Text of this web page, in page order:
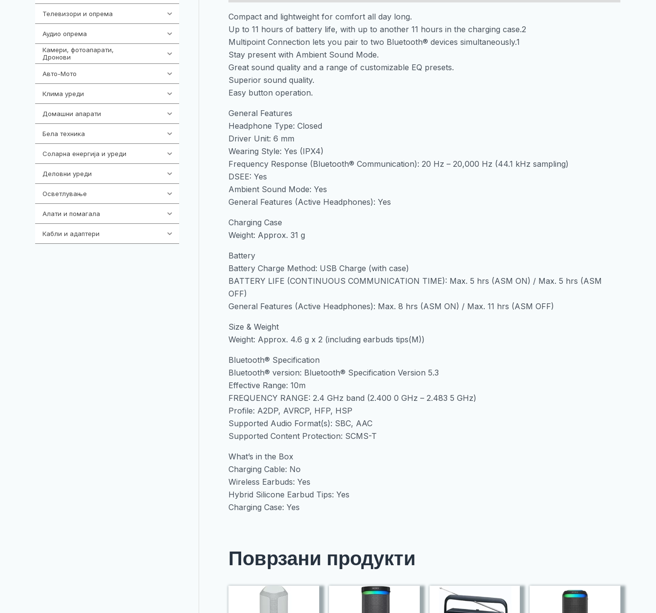
Телевизори и опрема
Аудио опрема
Камери, фотоапарати,
Дронови
Авто-Мото
Клима уреди
Домашни апарати
Бела техника
Соларна енергија и уреди
Деловни уреди
Осветлување
Алати и помагала
Кабли и адаптери
Compact and lightweight for comfort all day long.
Up to 11 hours of battery life, with up to another 11 hours in the charging case.2
Multipoint Connection lets you pair to two Bluetooth® devices simultaneously.1
Stay present with Ambient Sound Mode.
Great sound quality and a range of customizable EQ presets.
Superior sound quality.
Easy button operation.
General Features
Headphone Type: Closed
Driver Unit: 6 mm
Wearing Style: Yes (IPX4)
Frequency Response (Bluetooth® Communication): 20 Hz – 20,000 Hz (44.1 kHz sampling)
DSEE: Yes
Ambient Sound Mode: Yes
General Features (Active Headphones): Yes
Charging Case
Weight: Approx. 31 g
Battery
Battery Charge Method: USB Charge (with case)
BATTERY LIFE (CONTINUOUS COMMUNICATION TIME): Max. 5 hrs (ASM ON) / Max. 5 hrs (ASM
OFF)
General Features (Active Headphones): Max. 8 hrs (ASM ON) / Max. 11 hrs (ASM OFF)
Size & Weight
Weight: Approx. 4.6 g x 2 (including earbuds tips(M))
Bluetooth® Specification
Bluetooth® version: Bluetooth® Specification Version 5.3
Effective Range: 10m
FREQUENCY RANGE: 2.4 GHz band (2.400 0 GHz – 2.483 5 GHz)
Profile: A2DP, AVRCP, HFP, HSP
Supported Audio Format(s): SBC, AAC
Supported Content Protection: SCMS-T
What’s in the Box
Charging Cable: No
Wireless Earbuds: Yes
Hybrid Silicone Earbud Tips: Yes
Charging Case: Yes
Поврзани продукти